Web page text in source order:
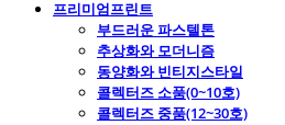
프리미엄프린트
부드러운 파스텔톤
추상화와 모더니즘
동양화와 빈티지스타일
콜렉터즈 소품(0~10호)
콜렉터즈 중품(12~30호)